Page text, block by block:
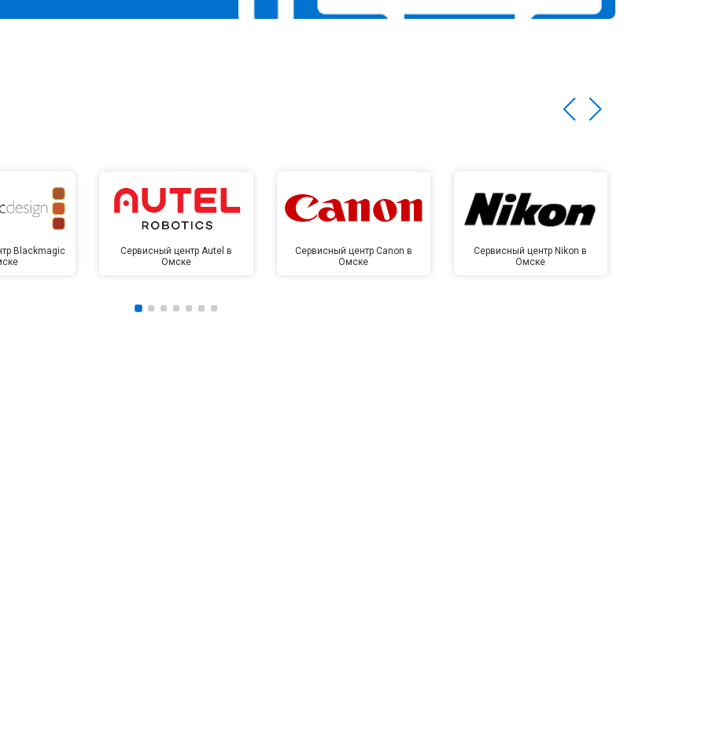
Blackmagic
Сервисный центр Autel в
Омске
Сервисный центр Canon в
Омске
Сервисный центр Nikon в
Омске